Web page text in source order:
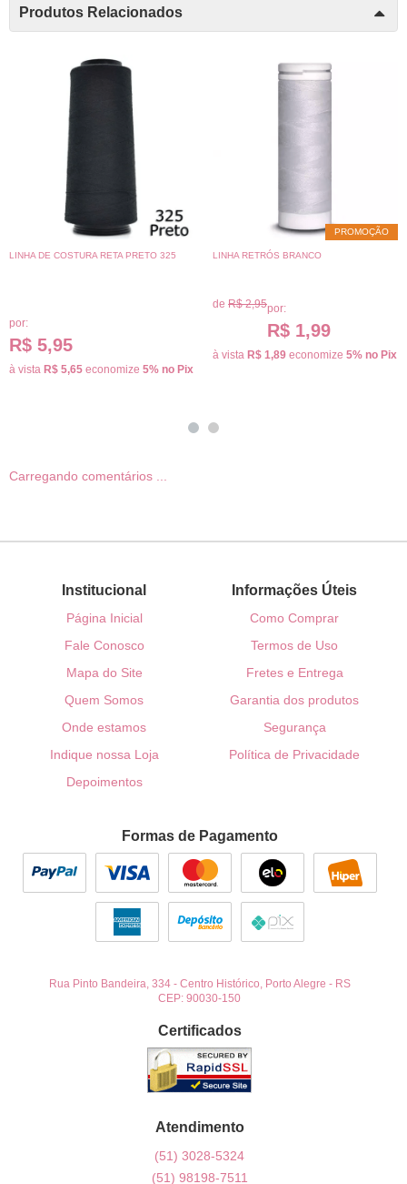
Produtos Relacionados
LINHA DE COSTURA RETA PRETO 325
por:
R$ 5,95
à vista R$ 5,65 economize 5% no Pix
PROMOÇÃO
LINHA RETRÓS BRANCO
de R$ 2,95por:
R$ 1,99
à vista R$ 1,89 economize 5% no Pix
Carregando comentários ...
Institucional
Página Inicial
Fale Conosco
Mapa do Site
Quem Somos
Onde estamos
Indique nossa Loja
Depoimentos
Informações Úteis
Como Comprar
Termos de Uso
Fretes e Entrega
Garantia dos produtos
Segurança
Política de Privacidade
Formas de Pagamento
Rua Pinto Bandeira, 334- Centro Histórico, Porto Alegre - RS
CEP: 90030-150
Certificados
Atendimento
(51) 3028-5324
(51) 98198-7511